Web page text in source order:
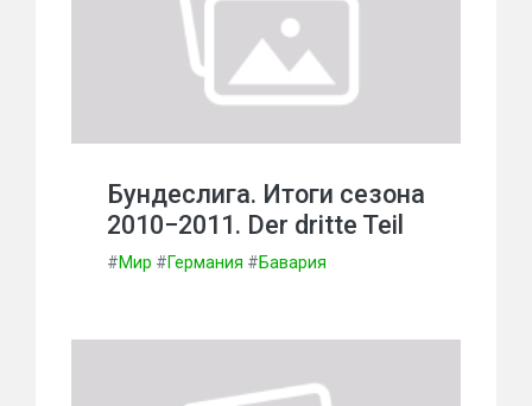
Бундеслига. Итоги сезона
2010−2011. Der dritte Teil
#Мир #Германия #Бавария